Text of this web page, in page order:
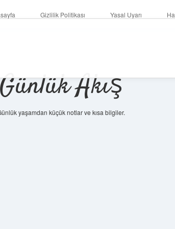
Gizlilik Politikası Yasal Uyarı
Akış
yaşamdan küçük notlar ve kısa bilgiler.